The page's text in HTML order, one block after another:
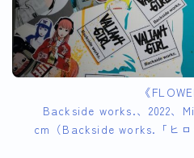
《
Backside works.、2022、
cm（Backside works.「ヒロ